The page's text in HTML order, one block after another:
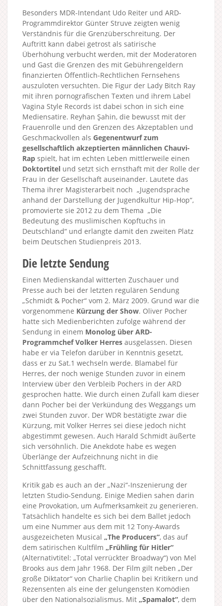
Besonders MDR-Intendant Udo Reiter und ARD-
Programmdirektor Günter Struve zeigten wenig
Verständnis für die Grenzüberschreitung. Der
Auftritt kann dabei getrost als satirische
Überhöhung verbucht werden, mit der Moderatoren
und Gast die Grenzen des mit Gebührengeldern
finanzierten Öffentlich-Rechtlichen Fernsehens
auszuloten versuchten. Die Figur der Lady Bitch Ray
mit ihren pornografischen Texten und ihrem Label
Vagina Style Records ist dabei schon in sich eine
Mediensatire. Reyhan Şahin, die bewusst mit der
Frauenrolle und den Grenzen des Akzeptablen und
Geschmackvollen als Gegenentwurf zum
gesellschaftlich akzeptierten männlichen Chauvi-
Rap spielt, hat im echten Leben mittlerweile einen
Doktortitel und setzt sich ernsthaft mit der Rolle der
Frau in der Gesellschaft auseinander. Lautete das
Thema ihrer Magisterarbeit noch „Jugendsprache
anhand der Darstellung der Jugendkultur Hip-Hop“,
promovierte sie 2012 zu dem Thema „Die
Bedeutung des muslimischen Kopftuchs in
Deutschland“ und erlangte damit den zweiten Platz
beim Deutschen Studienpreis 2013.
Die letzte Sendung
Einen Medienskandal witterten Zuschauer und
Presse auch bei der letzten regulären Sendung
„Schmidt & Pocher“ vom 2. März 2009. Grund war die
vorgenommene Kürzung der Show. Oliver Pocher
hatte sich Medienberichten zufolge während der
Sendung in einem Monolog über ARD-
Programmchef Volker Herres ausgelassen. Diesen
habe er via Telefon darüber in Kenntnis gesetzt,
dass er zu Sat.1 wechseln werde. Blamabel für
Herres, der noch wenige Stunden zuvor in einem
Interview über den Verbleib Pochers in der ARD
gesprochen hatte. Wie durch einen Zufall kam dieser
dann Pocher bei der Verkündung des Weggangs um
zwei Stunden zuvor. Der WDR bestätigte zwar die
Kürzung, mit Volker Herres sei diese jedoch nicht
abgestimmt gewesen. Auch Harald Schmidt äußerte
sich versöhnlich. Die Anekdote habe es wegen
Überlänge der Aufzeichnung nicht in die
Schnittfassung geschafft.
Kritik gab es auch an der „Nazi“-Inszenierung der
letzten Studio-Sendung. Einige Medien sahen darin
eine Provokation, um Aufmerksamkeit zu generieren.
Tatsächlich handelte es sich bei dem Ballet jedoch
um eine Nummer aus dem mit 12 Tony-Awards
ausgezeicheten Musical „The Producers“, das auf
dem satirischen Kultfilm „Frühling für Hitler“
(Alternativtitel: „Total verrückter Broadway“) von Mel
Brooks aus dem Jahr 1968. Der Film gilt neben „Der
große Diktator“ von Charlie Chaplin bei Kritikern und
Rezensenten als eine der gelungensten Komödien
über den Nationalsozialismus. Mit „Spamalot“, dem